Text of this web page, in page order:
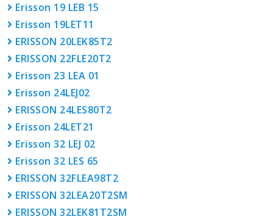
Erisson 19 LEB 15
Erisson 19LET11
ERISSON 20LEK85T2
ERISSON 22FLE20T2
Erisson 23 LEA 01
Erisson 24LEJ02
ERISSON 24LES80T2
Erisson 24LET21
Erisson 32 LEJ 02
Erisson 32 LES 65
ERISSON 32FLEA98T2
ERISSON 32LEA20T2SM
ERISSON 32LEK81T2SM